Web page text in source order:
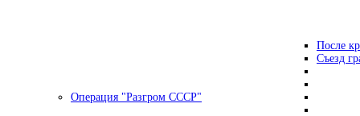
После
Съезд
Операция "Разгром СССР"